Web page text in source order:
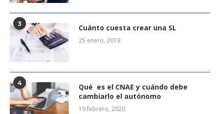
3 Cuánto cuesta crear una SL
25 enero, 2019
4
Qué es el CNAE y cuándo debe
cambiarlo el autónomo
19 febrero, 2020